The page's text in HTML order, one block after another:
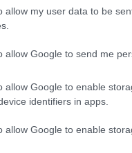
allow my user data to be
allow Google to send me
allow Google to enable
identifiers in apps.
allow Google to enable
A finomítók
emberek. A mostani
vált Európában,
energiahordozó
feltölteni a télre, ennek